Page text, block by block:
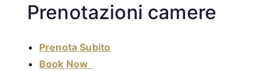
Prenotazioni camere
Prenota Subito
Book Now